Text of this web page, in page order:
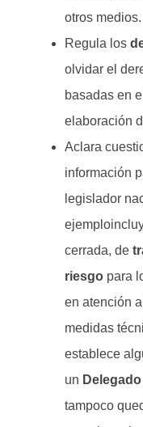
otros medios.
Regula los
olvidar el
basadas en
elaboración
Aclara
información
legislador
cerrada, de
riesgo para
en atención
medidas
establece
un
tampoco